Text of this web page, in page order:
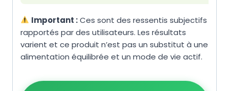
Important :Ces sont des ressentis subjectifs
rapportés par des utilisateurs. Les résultats
varient et ce produit n’est pas un substitut à une
alimentation équilibrée et un mode de vie actif.